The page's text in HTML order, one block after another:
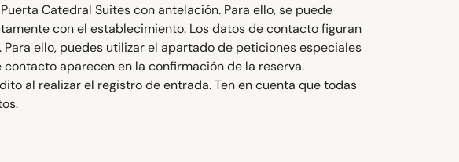
Catedral Suites con antelación. Para ello, se puede
con el establecimiento. Los datos de contacto figuran
ello, puedes utilizar el apartado de peticiones especiales
aparecen en la confirmación de la reserva.
al realizar el registro de entrada. Ten en cuenta que todas